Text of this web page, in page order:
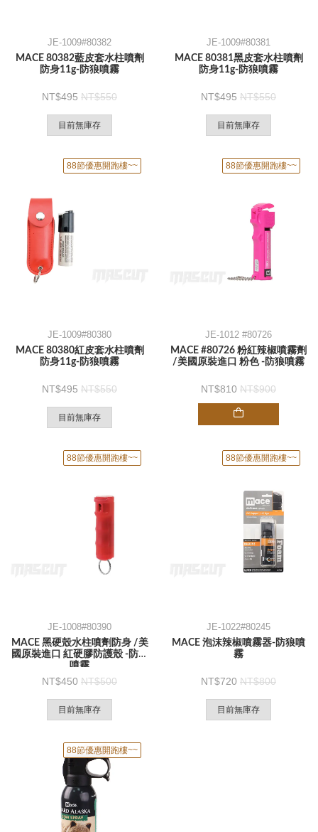
JE-1009#80382
MACE 80382藍皮套水柱噴劑
防身11g-防狼噴霧
495 550
目前無庫存
JE-1009#80381
MACE 80381黑皮套水柱噴劑
防身11g-防狼噴霧
495 550
目前無庫存
88節優惠開跑樓~~
JE-1009#80380
MACE 80380紅皮套水柱噴劑
防身11g-防狼噴霧
495 550
目前無庫存
88節優惠開跑樓~~
JE-1012 #80726
MACE #80726 粉紅辣椒噴霧劑
/美國原裝進口 粉色 -防狼噴霧
810 900
88節優惠開跑樓~~
JE-1008#80390
MACE 黑硬殼水柱噴劑防身 /美
國原裝進口 紅硬膠防護殼 -防狼
噴霧
450 500
目前無庫存
88節優惠開跑樓~~
JE-1022#80245
MACE 泡沫辣椒噴霧器-防狼噴
霧
720 800
目前無庫存
88節優惠開跑樓~~